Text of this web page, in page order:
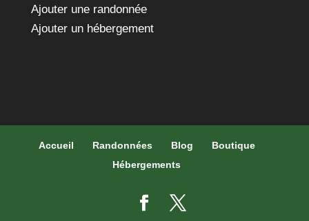
Ajouter une randonnée
Ajouter un hébergement
Accueil Randonnées Blog
Boutique
Hébergements